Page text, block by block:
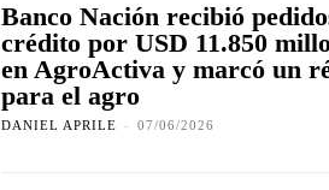
Banco Nación recibió
crédito por USD 11.850
en AgroActiva y marcó un
para el agro
DANIEL APRILE - 07/06/2026